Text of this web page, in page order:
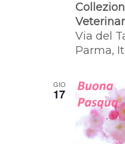
Via del
Parma,
GIO
17